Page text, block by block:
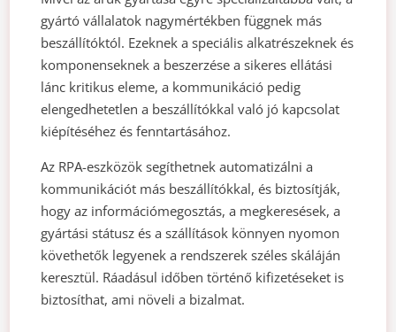
gyártó vállalatok nagymértékben függnek más
beszállítóktól. Ezeknek a speciális alkatrészeknek és
komponenseknek a beszerzése a sikeres ellátási
lánc kritikus eleme, a kommunikáció pedig
elengedhetetlen a beszállítókkal való jó kapcsolat
kiépítéséhez és fenntartásához.
Az RPA-eszközök segíthetnek automatizálni a
kommunikációt más beszállítókkal, és biztosítják,
hogy az információmegosztás, a megkeresések, a
gyártási státusz és a szállítások könnyen nyomon
követhetők legyenek a rendszerek széles skáláján
keresztül. Ráadásul időben történő kifizetéseket is
biztosíthat, ami növeli a bizalmat.